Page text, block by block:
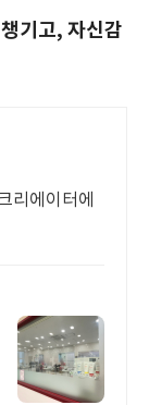
기고, 자신감
리에이터에